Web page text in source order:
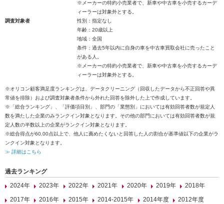
※メーカーの特約小売業者で、新車や中古車を小売するカーデ
ィーラーは対象外とする。
調査対象者
性別：指定なし
年齢：20歳以上
地域：全国
条件：過去5年以内に自身の車を中古車買取会社に売ったこと
がある人。
※メーカーの特約小売業者で、新車や中古車を小売するカーデ
ィーラーは対象外とする。
※オリコン顧客満足度ランキングは、データクリーニング（回収したデータから不正回答や異
常値を排除）および調査対象者条件から外れた回答を除外した上で作成しています。
※「総合ランキング」、「評価項目別」、部門の「業態別」においては有効回答者数が規定人
数を満たした企業のみランクイン対象となります。その他の部門においては有効回答者数が規
定人数の半数以上の企業がランクイン対象となります。
※総合得点が60.00点以上で、他人に薦めたくないと回答した人の割合が基準値以下の企業がラ
ンクイン対象となります。
≫ 詳細はこちら
過去ランキング
2024年
2023年 2022年 2021年 2020年 2019年
2018年
2017年
2016年 2015年 2014-2015年 2014年度 2012年度